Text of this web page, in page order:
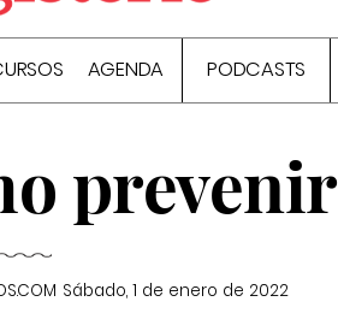
AGENDA PODCASTS
Sábado, 1 de enero de 2022